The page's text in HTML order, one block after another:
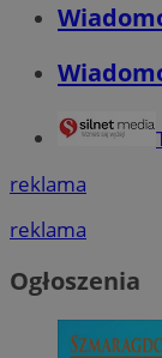
reklama
reklama
Ogłoszenia